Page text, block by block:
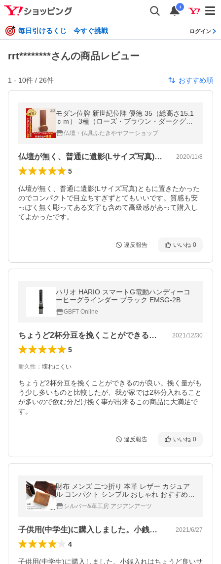
i
毎日引けるくじ 今すぐ挑戦 ログイン
rrt********さんの商品レビュー
1 - 10件 / 26件 おすすめ順
モダン位牌 新世紀位牌 優徳 35（総高さ15.1
ｃｍ） 3種（ローズ・ブラウン・ダークグリ
ーン）
仏壇・仏具ふたきやヤフーショップ
仏壇が無く、普通に遺影(Lサイズ写真)… 2020/11/8
5
仏壇が無く、普通に遺影(Lサイズ写真)ともに置きたかった
のでコンパクトで目立ちすぎずとてもいいです。質感も安
っぽく無く彫ってある文字も含めて高級感があって購入し
てよかったです。
違反報告 いいね 0
ハリオ HARIO スマートG電動ハンディーコ
ーヒーグラインダー ブラック EMSG-2B
GBFT Online
ちょうど2杯分豆を挽くことができるのが… 2021/12/30
5
耐久性 ： 壊れにくい
ちょうど2杯分豆を挽くことができるのが良い。挽く量がも
う少し多いものと比較したが、我が家では2杯分入れること
が多いので飲む分だけ挽く事が出来るこの商品に大満足で
す。
違反報告 いいね 0
財布 メンズ 二つ折り 本革 レザー カジュア
ル コンパクト シンプル おしゃれ おすすめ
ボタン 丈夫 オイルレザー カシメ止め 縫製な
し シルバー&革工房 アジアンアーツ
子供用(中学生)に購入しました。小銭入… 2021/6/27
4
子供用(中学生)に購入しました。小銭入れはちょうど良いサ